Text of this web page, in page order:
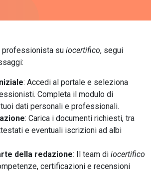
professionista su iocertifico, segui
: Accedi al portale e seleziona
Completa il modulo di
dati personali e professionali.
: Carica i documenti richiesti, tra
e eventuali iscrizioni ad albi
della redazione: Il team di iocertifico
certificazioni e recensioni